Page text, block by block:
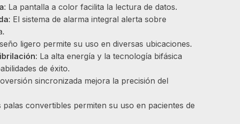
: La pantalla a color facilita la lectura de datos.
: El sistema de alarma integral alerta sobre
ligero permite su uso en diversas ubicaciones.
: La alta energía y la tecnología bifásica
de éxito.
sincronizada mejora la precisión del
palas convertibles permiten su uso en pacientes de